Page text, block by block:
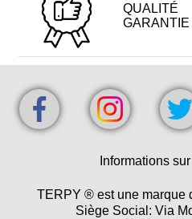
QUALITÉ
GARANTIE
Informations
TERPY ® est une marque
Siège Social: Via